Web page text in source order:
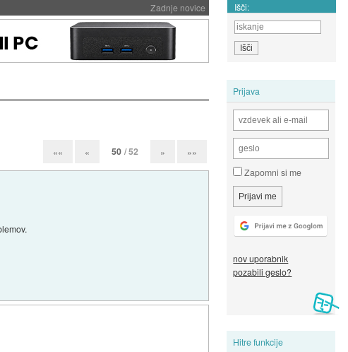
Zadnje novice Išči:
Prijava
Zapomni si me
nov uporabnik
pozabili geslo?
Hitre funkcije
«« « 50 / 52 » »»